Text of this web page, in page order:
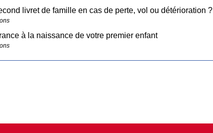
livret de famille en cas de perte, vol ou détérioration ?
à la naissance de votre premier enfant